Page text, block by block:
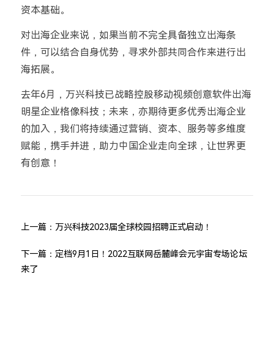
资本基础。
对出海企业来说，如果当前不完全具备独立出海条
件，可以结合自身优势，寻求外部共同合作来进行出
海拓展。
去年6月，万兴科技已战略控股移动视频创意软件出海
明星企业格像科技；未来，亦期待更多优秀出海企业
的加入，我们将持续通过营销、资本、服务等多维度
赋能，携手并进，助力中国企业走向全球，让世界更
有创意！
上一篇： 万兴科技2023届全球校园招聘正式启动！
下一篇： 定档9月1日！2022互联网岳麓峰会元宇宙专场论坛
来了